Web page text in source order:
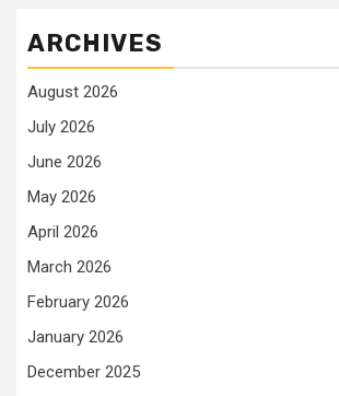
ARCHIVES
August 2026
July 2026
June 2026
May 2026
April 2026
March 2026
February 2026
January 2026
December 2025